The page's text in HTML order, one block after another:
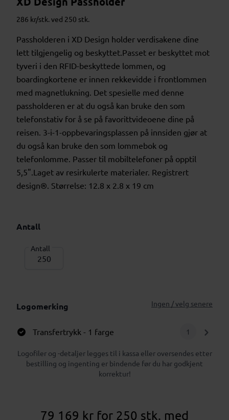
286 kr/stk. ved 250 stk.
Passholderen i XD Design holder verdisakene dine
lett tilgjengelig og beskyttet.Passet er beskyttet mot
tyveri i den RFID-beskyttede lommen, og
boardingkortene er innen rekkevidde i frontlommen
med magnetlukning. Det spesielle med denne
passholderen er at du også kan bruke den som
telefonstativ for å se på favorittvideoene dine på
reisen. 3-i-1-oppbevaringsplassen på innsiden gjør at
du også kan bruke den som lommebok og
telefonlomme. Passer til mobiltelefoner på opptil
5,5".Laget av resirkulerte materialer. Registrert
design®. Størrelse: 12.8 x 2.8 x 19 cm
Antall
Antall
Logomerking Ingen / velg senere
Transfertrykk - 1 farge 1
Logofiler og -detaljer legges til i kassa eller oversendes etter
bestilling og ingenting er bindende før du har godkjent
korrektur!
79 169 kr for 250 stk. med